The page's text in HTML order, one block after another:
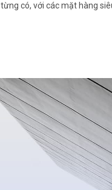
từng có, với các mặt hàng